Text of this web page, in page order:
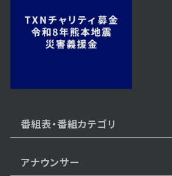
ック】
12月13日【中
番組表・番組カテゴリ
アナウンサー